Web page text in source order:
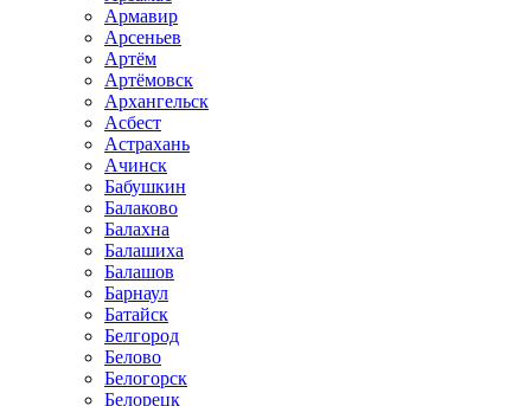
Армавир
Арсеньев
Артём
Артёмовск
Архангельск
Асбест
Астрахань
Ачинск
Бабушкин
Балаково
Балахна
Балашиха
Балашов
Барнаул
Батайск
Белгород
Белово
Белогорск
Белорецк